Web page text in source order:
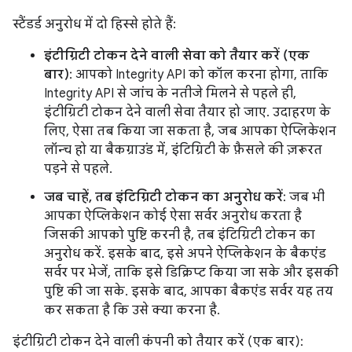
स्टैंडर्ड अनुरोध में दो हिस्से होते हैं:
इंटीग्रिटी टोकन देने वाली सेवा को तैयार करें (एक
बार): आपको Integrity API को कॉल करना होगा, ताकि
Integrity API से जांच के नतीजे मिलने से पहले ही,
इंटीग्रिटी टोकन देने वाली सेवा तैयार हो जाए. उदाहरण के
लिए, ऐसा तब किया जा सकता है, जब आपका ऐप्लिकेशन
लॉन्च हो या बैकग्राउंड में, इंटिग्रिटी के फ़ैसले की ज़रूरत
पड़ने से पहले.
जब चाहें, तब इंटिग्रिटी टोकन का अनुरोध करें: जब भी
आपका ऐप्लिकेशन कोई ऐसा सर्वर अनुरोध करता है
जिसकी आपको पुष्टि करनी है, तब इंटिग्रिटी टोकन का
अनुरोध करें. इसके बाद, इसे अपने ऐप्लिकेशन के बैकएंड
सर्वर पर भेजें, ताकि इसे डिक्रिप्ट किया जा सके और इसकी
पुष्टि की जा सके. इसके बाद, आपका बैकएंड सर्वर यह तय
कर सकता है कि उसे क्या करना है.
इंटीग्रिटी टोकन देने वाली कंपनी को तैयार करें (एक बार):